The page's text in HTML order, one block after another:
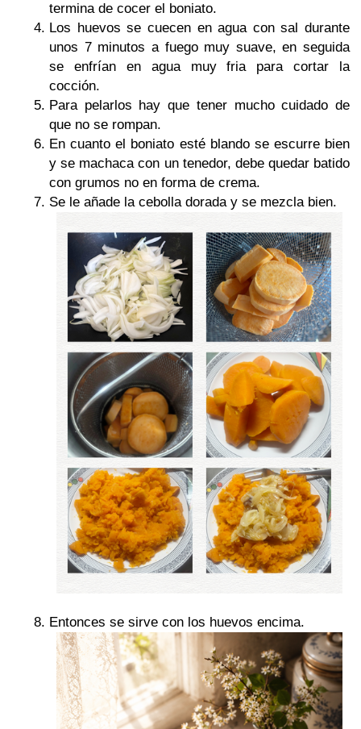
termina de cocer el boniato.
Los huevos se cuecen en agua con sal durante
unos 7 minutos a fuego muy suave, en seguida
se enfrían en agua muy fria para cortar la
cocción.
Para pelarlos hay que tener mucho cuidado de
que no se rompan.
En cuanto el boniato esté blando se escurre bien
y se machaca con un tenedor, debe quedar batido
con grumos no en forma de crema.
Se le añade la cebolla dorada y se mezcla bien.
Entonces se sirve con los huevos encima.